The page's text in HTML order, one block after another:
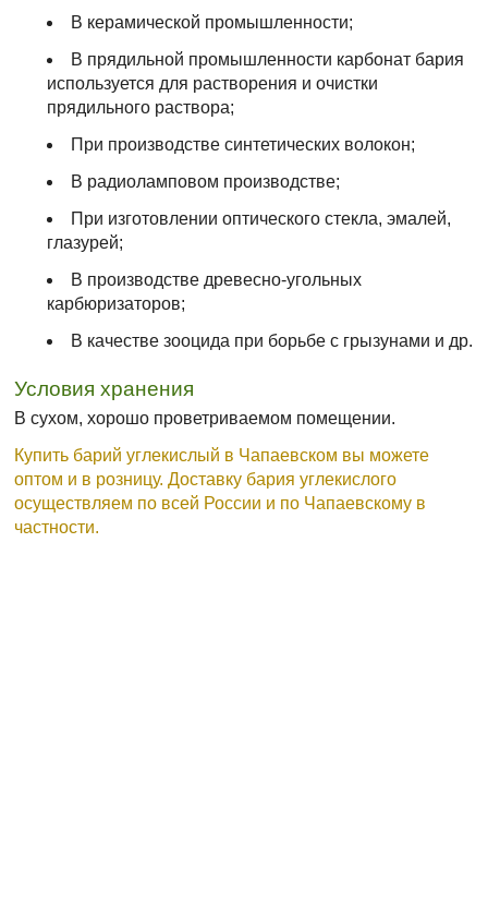
В керамической промышленности;
В прядильной промышленности карбонат бария
используется для растворения и очистки
прядильного раствора;
При производстве синтетических волокон;
В радиоламповом производстве;
При изготовлении оптического стекла, эмалей,
глазурей;
В производстве древесно-угольных
карбюризаторов;
В качестве зооцида при борьбе с грызунами и др.
Условия хранения
В сухом, хорошо проветриваемом помещении.
Купить барий углекислый в Чапаевском вы можете
оптом и в розницу. Доставку бария углекислого
осуществляем по всей России и по Чапаевскому в
частности.